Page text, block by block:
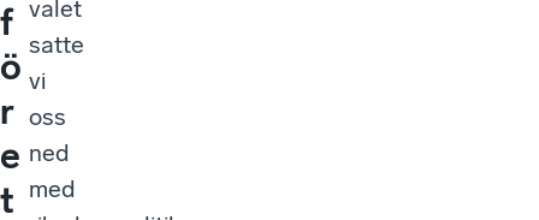
f
ö
r
e
t
valet
satte
vi
oss
ned
med